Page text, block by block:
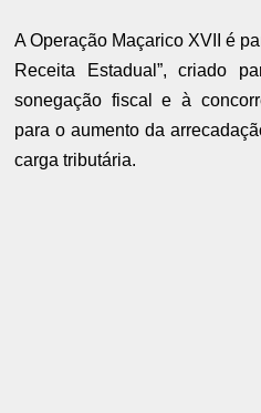
A Operação Maçarico XVII é
Receita Estadual”, criado
sonegação fiscal e à
para o aumento da
carga tributária.